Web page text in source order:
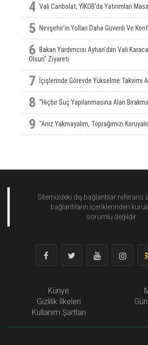
4 Vali Canbolat, YİKOB'da Yatırımları
5 Nevşehir’in Yolları Daha Güvenli Ve
6
Bakan Yardımcısı Ayhan’dan Vali
Olsun" Ziyareti
7 İçişlerinde Görevde Yükselme Takvimi
8 “Hiçbir Suç Yapılanmasına Alan
9 "Anız Yakmayalım, Toprağımızı
Sitemizdeki dış bağlantılar referans
bağlantıların içeriklerinden
sorumlu değildir
Künye
Gizlilik İlkeleri
Kullanım Şartları